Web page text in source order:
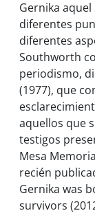
Gernika
diferentes
diferentes
Southworth
periodismo,
(1977), que
aquellos que
testigos
Mesa
recién
Gernika was
survivors